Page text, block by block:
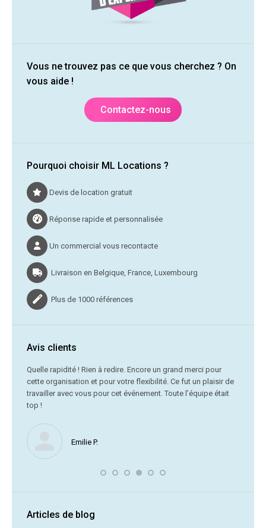
Vous ne trouvez pas ce que vous cherchez ? On
vous aide !
Contactez-nous
Pourquoi choisir ML Locations ?
Devis de location gratuit
Réponse rapide et personnalisée
Un commercial vous recontacte
Livraison en Belgique, France, Luxembourg
Plus de 1000 références
Avis clients
Quelle rapidité ! Rien à redire. Encore un grand merci pour
cette organisation et pour votre flexibilité. Ce fut un plaisir de
travailler avec vous pour cet événement. Toute l’équipe était
top !
Emilie P.
Articles de blog